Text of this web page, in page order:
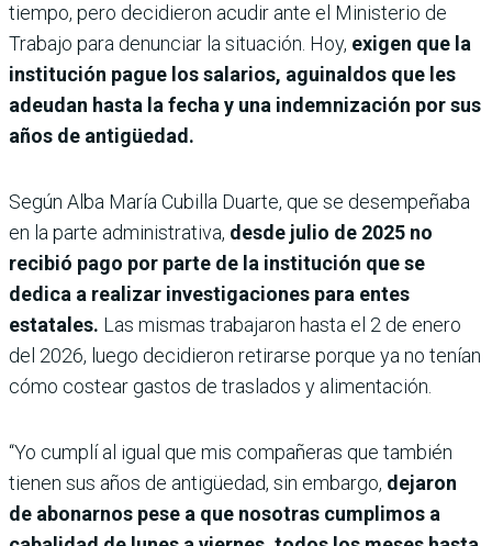
tiempo, pero decidieron acudir ante el Ministerio de
Trabajo para denunciar la situación. Hoy, exigen que la
institución pague los salarios, aguinaldos que les
adeudan hasta la fecha y una indemnización por sus
años de antigüedad.
Según Alba María Cubilla Duarte, que se desempeñaba
en la parte administrativa, desde julio de 2025 no
recibió pago por parte de la institución que se
dedica a realizar investigaciones para entes
estatales. Las mismas trabajaron hasta el 2 de enero
del 2026, luego decidieron retirarse porque ya no tenían
cómo costear gastos de traslados y alimentación.
“Yo cumplí al igual que mis compañeras que también
tienen sus años de antigüedad, sin embargo, dejaron
de abonarnos pese a que nosotras cumplimos a